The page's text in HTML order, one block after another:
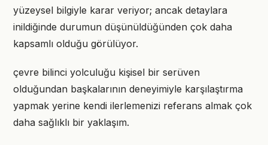
yüzeysel bilgiyle karar veriyor; ancak detaylara
inildiğinde durumun düşünüldüğünden çok daha
kapsamlı olduğu görülüyor.
çevre bilinci yolculuğu kişisel bir serüven
olduğundan başkalarının deneyimiyle karşılaştırma
yapmak yerine kendi ilerlemenizi referans almak çok
daha sağlıklı bir yaklaşım.